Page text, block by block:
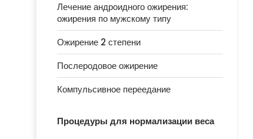
Лечение андроидного ожирения:
ожирения по мужскому типу
Ожирение 2 степени
Послеродовое ожирение
Компульсивное переедание
Процедуры для нормализации веса